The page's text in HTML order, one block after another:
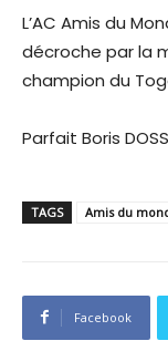
L’AC Amis du
décroche par la
champion du
Parfait Boris
TAGS Amis du
Facebook